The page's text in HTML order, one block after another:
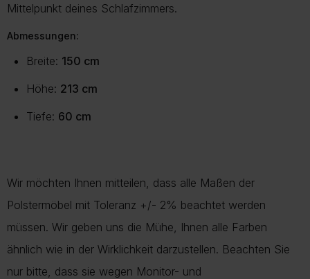
Mittelpunkt deines Schlafzimmers.
Abmessungen:
Breite: 150 cm
Höhe: 213 cm
Tiefe: 60 cm
Wir möchten Ihnen mitteilen, dass alle Maßen der
Polstermöbel mit Toleranz +/- 2% beachtet werden
müssen. Wir geben uns die Mühe, Ihnen alle Farben
ähnlich wie in der Wirklichkeit darzustellen. Beachten Sie
nur bitte, dass sie wegen Monitor- und